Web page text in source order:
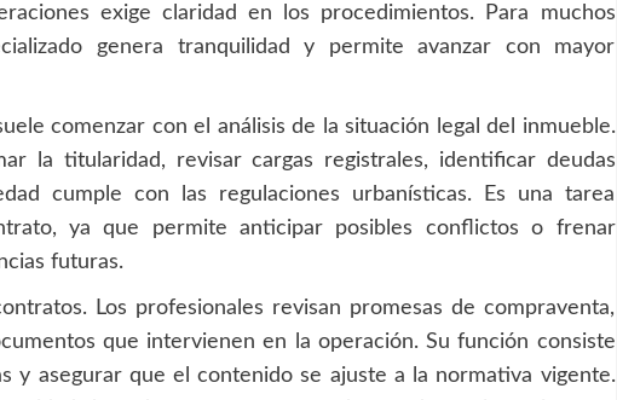
exige claridad en los procedimientos. Para muchos
genera tranquilidad y permite avanzar con mayor
comenzar con el análisis de la situación legal del inmueble.
la titularidad, revisar cargas registrales, identificar deudas
cumple con las regulaciones urbanísticas. Es una tarea
ya que permite anticipar posibles conflictos o frenar
futuras.
Los profesionales revisan promesas de compraventa,
que intervienen en la operación. Su función consiste
y asegurar que el contenido se ajuste a la normativa vigente.